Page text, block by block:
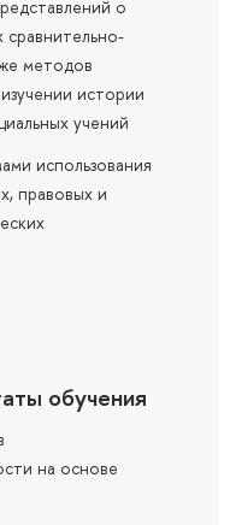
о
сравнительно-
методов
истории
учений
использования
правовых и
обучения
на основе